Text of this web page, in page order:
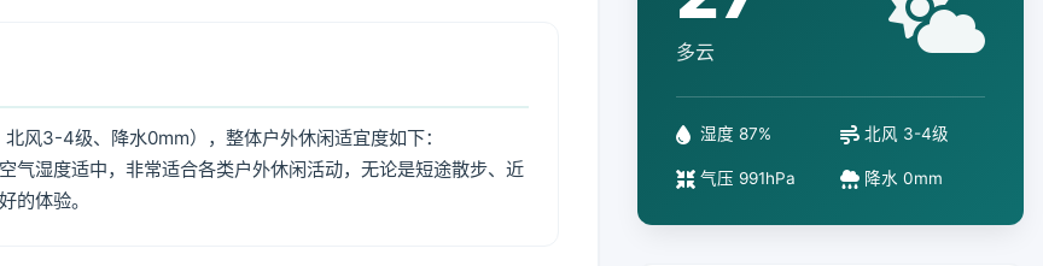
风3-4级、降水0mm），整体户外休闲适宜度如下：
气湿度适中，非常适合各类户外休闲活动，无论是短途散步、近
的体验。
多云
湿度 87% 北风 3-4级
气压 991hPa 降水 0mm